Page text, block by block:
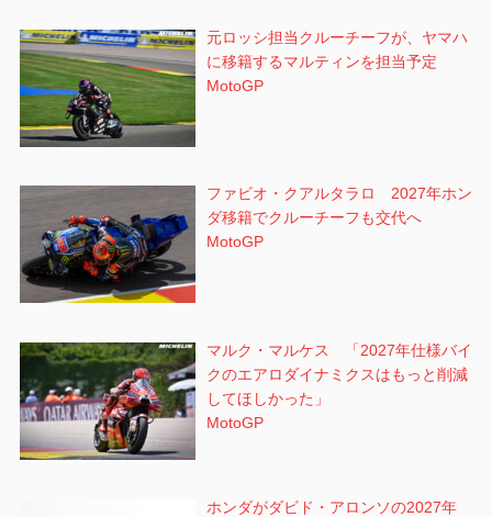
元ロッシ担当クルーチーフが、ヤマハ
に移籍するマルティンを担当予定
MotoGP
ファビオ・クアルタラロ 2027年ホン
ダ移籍でクルーチーフも交代へ
MotoGP
マルク・マルケス 「2027年仕様バイ
クのエアロダイナミクスはもっと削減
してほしかった」
MotoGP
ホンダがダビド・アロンソの2027年